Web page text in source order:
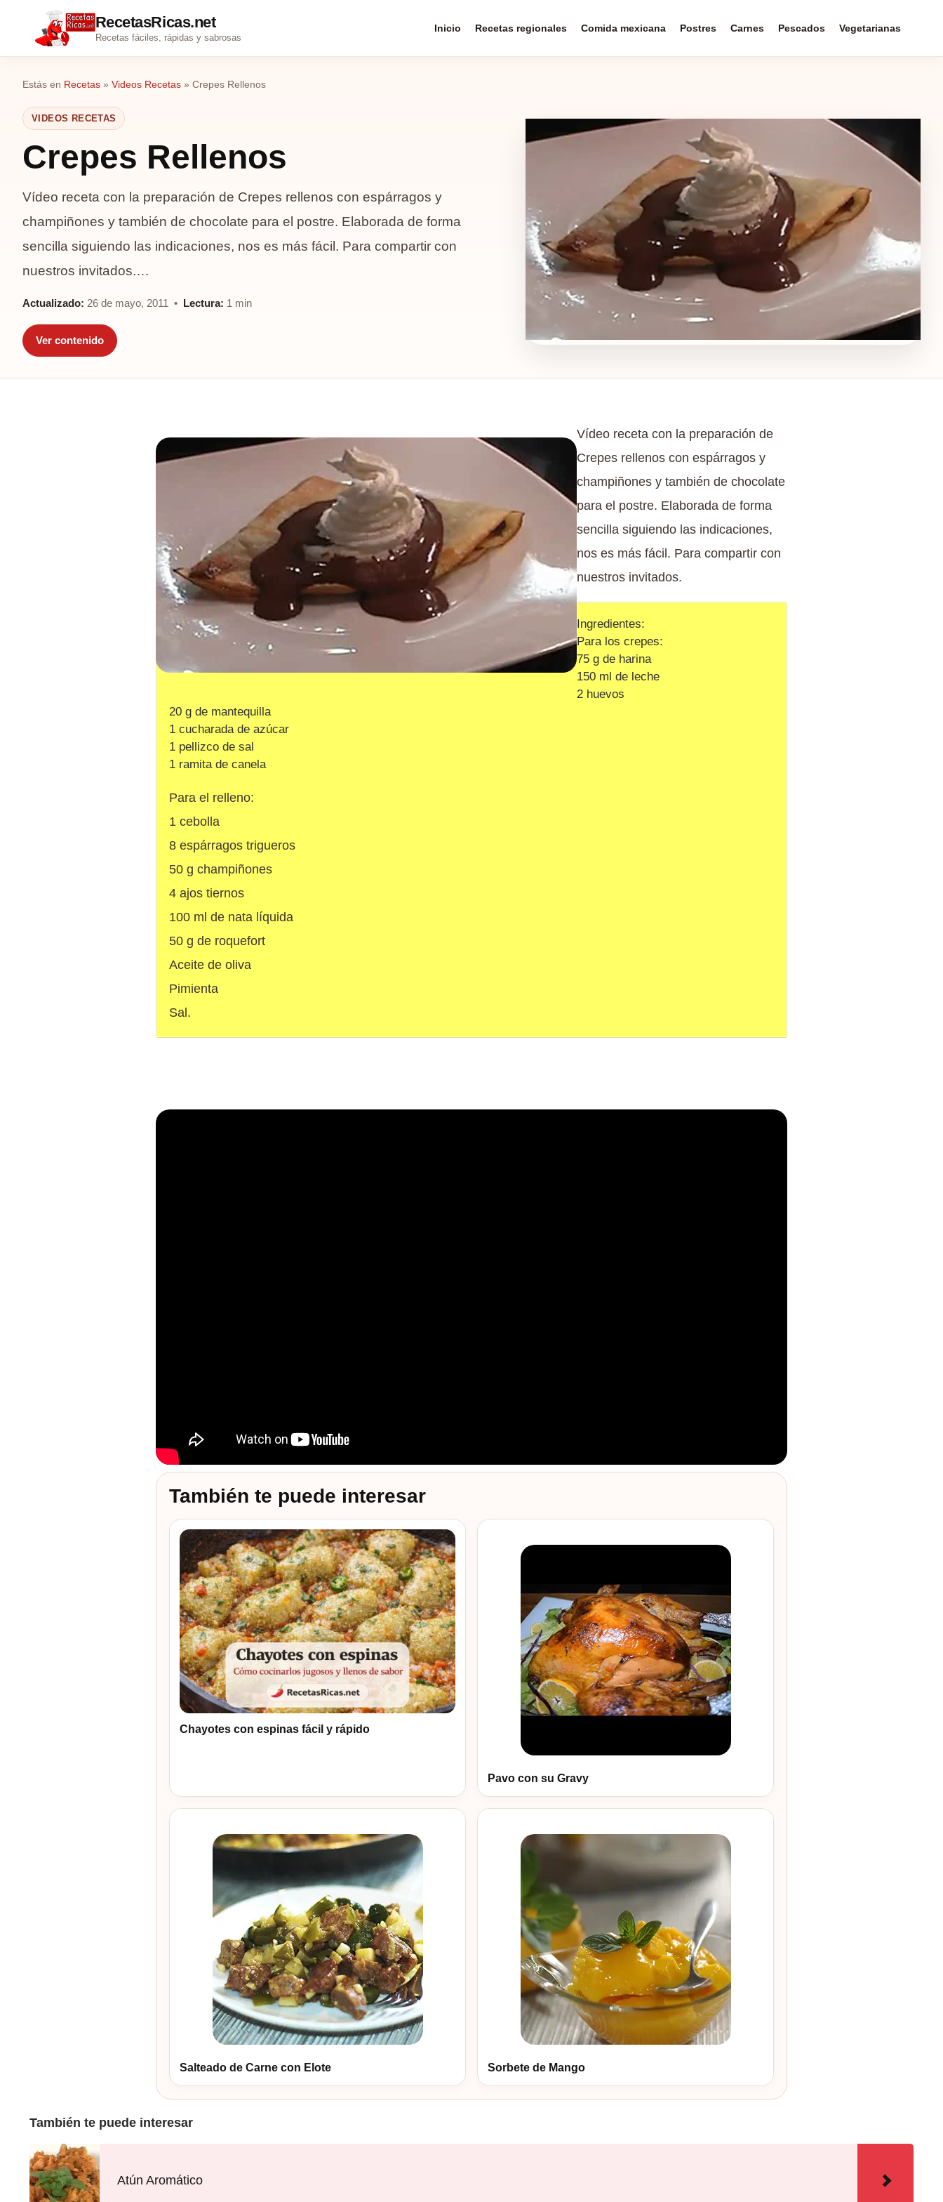
RecetasRicas.net
Recetas fáciles, rápidas y sabrosas
Inicio Recetas regionales Comida mexicana Postres Carnes Pescados Vegetarianas
Estás en Recetas » Videos Recetas » Crepes Rellenos
VIDEOS RECETAS
Crepes Rellenos
Vídeo receta con la preparación de Crepes rellenos con espárragos y
champiñones y también de chocolate para el postre. Elaborada de forma
sencilla siguiendo las indicaciones, nos es más fácil. Para compartir con
nuestros invitados.…
Actualizado: 26 de mayo, 2011 • Lectura: 1 min
Ver contenido
Vídeo receta con la preparación de
Crepes rellenos con espárragos y
champiñones y también de chocolate
para el postre. Elaborada de forma
sencilla siguiendo las indicaciones,
nos es más fácil. Para compartir con
nuestros invitados.
Ingredientes:
Para los crepes:
75 g de harina
150 ml de leche
2 huevos
20 g de mantequilla
1 cucharada de azúcar
1 pellizco de sal
1 ramita de canela
Para el relleno:
1 cebolla
8 espárragos trigueros
50 g champiñones
4 ajos tiernos
100 ml de nata líquida
50 g de roquefort
Aceite de oliva
Pimienta
Sal.
También te puede interesar
Chayotes con espinas fácil y rápido
Pavo con su Gravy
Salteado de Carne con Elote Sorbete de Mango
También te puede interesar
Atún Aromático